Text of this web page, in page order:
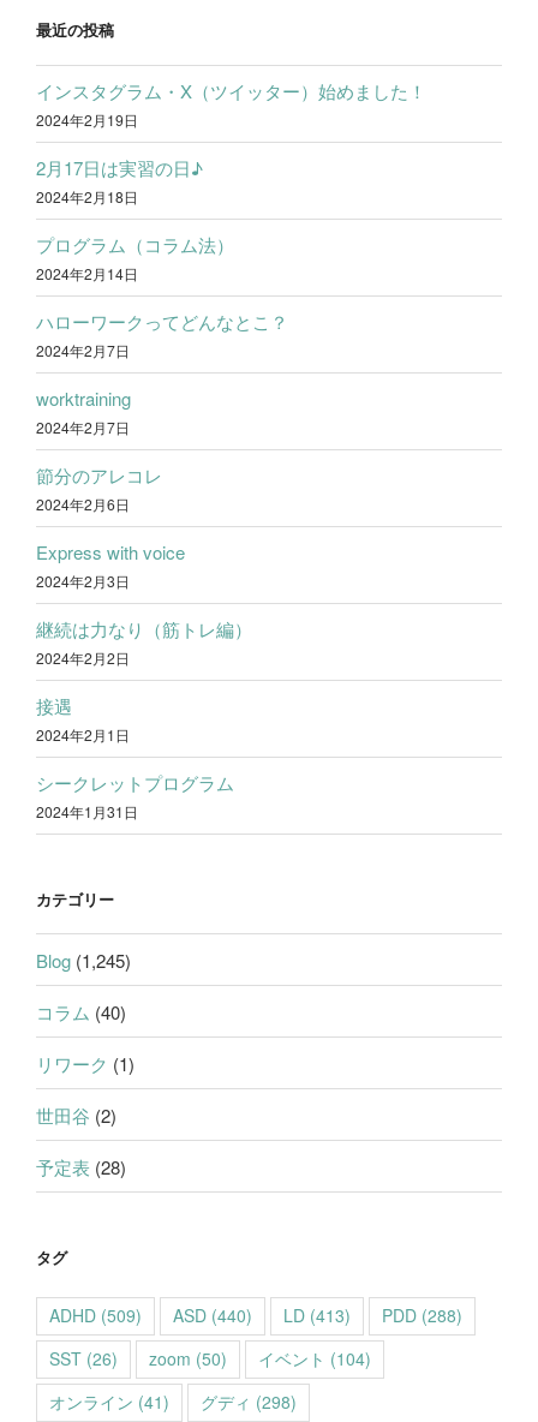
ー
シ
ョ
ン
最近の投稿
インスタグラム・X（ツイッター）始めました！
2024年2月19日
2月17日は実習の日♪
2024年2月18日
プログラム（コラム法）
2024年2月14日
ハローワークってどんなとこ？
2024年2月7日
worktraining
2024年2月7日
節分のアレコレ
2024年2月6日
Express with voice
2024年2月3日
継続は力なり（筋トレ編）
2024年2月2日
接遇
2024年2月1日
シークレットプログラム
2024年1月31日
カテゴリー
Blog (1,245)
コラム (40)
リワーク (1)
世田谷 (2)
予定表 (28)
タグ
ADHD (509) ASD (440) LD (413) PDD (288)
SST (26) zoom (50) イベント (104)
オンライン (41) グディ (298)